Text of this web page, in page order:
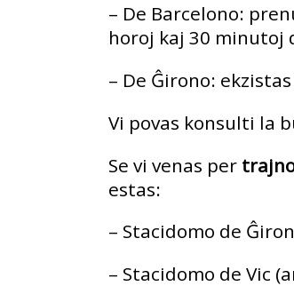
– De Barcelono:
horoj kaj 30 minutoj
– De Ĝirono:
Vi povas konsulti la
Se vi venas per
estas:
– Stacidomo de
– Stacidomo de Vic